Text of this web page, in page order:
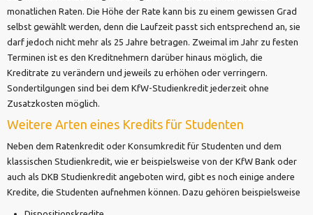
monatlichen Raten. Die Höhe der Rate kann bis zu einem gewissen Grad
selbst gewählt werden, denn die Laufzeit passt sich entsprechend an, sie
darf jedoch nicht mehr als 25 Jahre betragen. Zweimal im Jahr zu festen
Terminen ist es den Kreditnehmern darüber hinaus möglich, die
Kreditrate zu verändern und jeweils zu erhöhen oder verringern.
Sondertilgungen sind bei dem KfW-Studienkredit jederzeit ohne
Zusatzkosten möglich.
Weitere Arten eines Kredits für Studenten
Neben dem Ratenkredit oder Konsumkredit für Studenten und dem
klassischen Studienkredit, wie er beispielsweise von der KfW Bank oder
auch als DKB Studienkredit angeboten wird, gibt es noch einige andere
Kredite, die Studenten aufnehmen können. Dazu gehören beispielsweise